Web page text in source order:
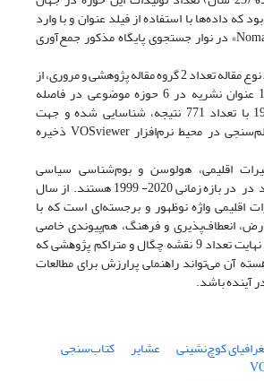
مدرک بود که داده‌ها ﺑﺎ اﺳﺘﻔﺎده از ﻓﯿﻠﺪ ﻋﻨﻮان و ﺑﺎ وارد
ﮐﺮدن ﮐﻠﯿﺪ‌واژه «Nomadic» در ﻧﻮار ﺟﺴﺘﺠﻮی ﭘﺎﯾﮕﺎه ﻣﺬﮐﻮر جمع‌آوری
از لحاظ نوع مقاله تعداد 2 گروه مقاله پژوهشی و مروری، از
لحاظ عنوان تعداد 11 عنوان نشریه در 6 حوزه موضوعی در فاصله
سال‌های 2022- 1999 با تعداد 771 نتیجه، شناسایی شده و جهت
فراخوانی و تحلیل علم‌سنجی در محیط نرم‌افزار VOSviewer ذخیره
اقلیمی، هولوسن و بوم‌شناسی سیاسی
کلیدواژه‌های پربسامد در در بازه زمانی 2020- 1999 هستند. از سال
اقلیمی واژه نوظهور و برجسته‌ای است که با
انعطاف‌پذیری و فرهنگ، هم‌پیوندی خاصی
ایجاد کرده است. در نهایت تعداد 9 نقشه چگال و متراکم ﭘﮋوﻫﺸﯽ ﮐﻪ
آن می‌تواند راﻫﻨﻤﺎﯽ پرارزش ﺑﺮای مطالعات
آینده ﺑﺎﺷﺪ.
کوچ‌نشینی عشایر کتاب‌سنجی